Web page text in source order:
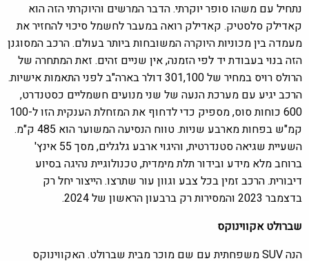
נתחיל עם משהו סופר יוקרתי. הדבר המרשים והיוקרתי הזה הוא
קאדילק סלסטיק. קאדילק רואה במעבר לחשמל סיכוי להחזיר את
מעמדה בין מכוניות היוקרה המשובחות ביותר בעולם. הרכב המסוגנן
הזה בנוי בעבודת ידלפי הזמנה, אין שניים זהים. זאת המתחרה של
הרולס רויס במחיר של 301,100 דולר בארה"ב לפני התאמות אישיות.
הרכב יגיע עם מערכת הנעה של שני מנועים חשמליים כסטנדרט,
600 כוחות סוס, מספיק כדי לדחוף את המזחלת הענקית הזו ל-100
קמ"ש בפחות מארבע שניות. טווח הנסיעה המשוער הוא 485 ק"מ.
השעיית שגיאה סטנדרטית, והיגוי ארבע גלגלים, מסך 55 אינץ'
ברוחב מלא מידע ובידור תלת מימדית, טכנולוגיית נהיגה בסיוע
דיבורית. הרכב זמין בכל צבע וגוון עור שתרצו. הייצור יחל רק
בדצמבר 2023 והמסירות רק ברבעון הראשון של 2024.
שברולט אקווינוקס
הנה SUV משפחתית עם שם מוכר מבית שברולט. האקווינוקס